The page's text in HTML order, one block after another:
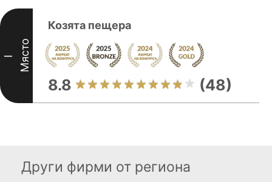
I Място
Козята пещера
8.8 (48)
Други фирми от региона